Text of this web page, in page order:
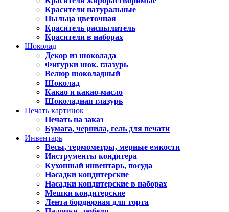
Красители натуральные
Пыльца цветочная
Краситель распылитель
Красители в наборах
Шоколад
Декор из шоколада
Фигурки шок. глазурь
Велюр шоколадный
Шоколад
Какао и какао-масло
Шоколадная глазурь
Печать картинок
Печать на заказ
Бумага, чернила, гель для печати
Инвентарь
Весы, термометры, мерные емкости
Инструменты кондитера
Кухонный инвентарь, посуда
Насадки кондитерские
Насадки кондитерские в наборах
Мешки кондитерские
Лента бордюрная для торта